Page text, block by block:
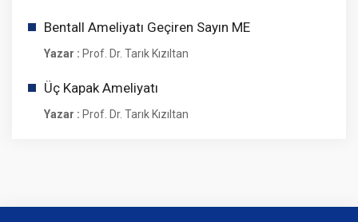
Bentall Ameliyatı Geçiren Sayın ME
Yazar : Prof. Dr. Tarık Kızıltan
Üç Kapak Ameliyatı
Yazar : Prof. Dr. Tarık Kızıltan